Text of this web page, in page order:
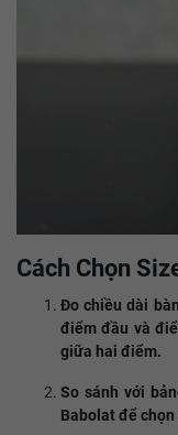
Cách Chọn
Đo chiều dài
điểm đầu và
giữa hai điểm.​
So sánh với
Babolat để chọn